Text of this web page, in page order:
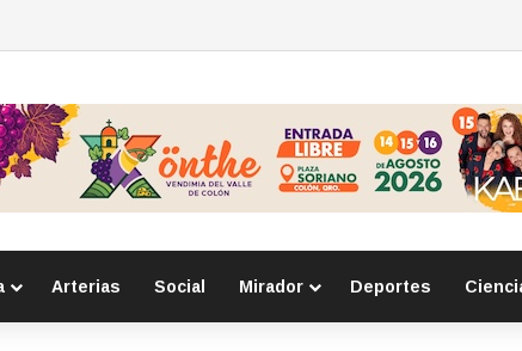
contra vinos extranjeros por carga fiscal
Arterias Social Mirador Deportes